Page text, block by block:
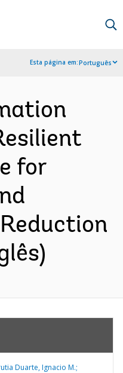
Esta página em:Português
for
Duarte, Ignacio M.;